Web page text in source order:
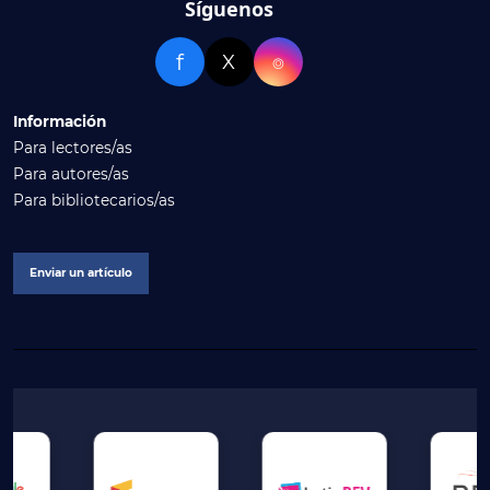
Síguenos
f X ⌾
Información
Para lectores/as
Para autores/as
Para bibliotecarios/as
Enviar un artículo